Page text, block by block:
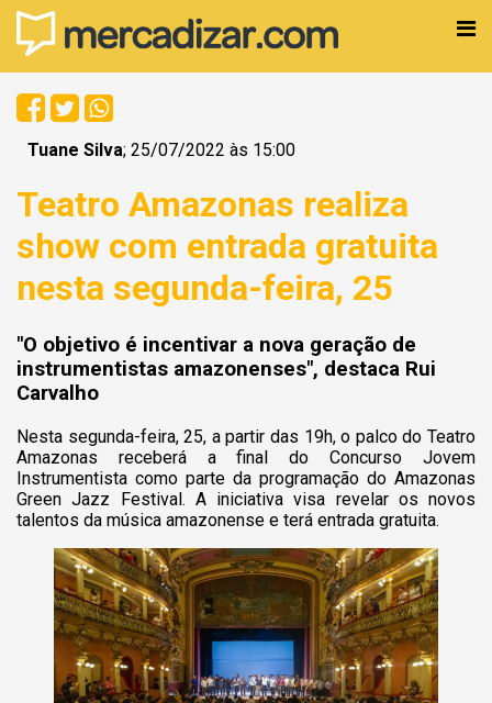
Tuane Silva; 25/07/2022 às 15:00
Teatro Amazonas realiza
show com entrada gratuita
nesta segunda-feira, 25
"O objetivo é incentivar a nova geração de
instrumentistas amazonenses", destaca Rui
Carvalho
Nesta segunda-feira, 25, a partir das 19h, o palco do Teatro
Amazonas receberá a final do Concurso Jovem
Instrumentista como parte da programação do Amazonas
Green Jazz Festival. A iniciativa visa revelar os novos
talentos da música amazonense e terá entrada gratuita.